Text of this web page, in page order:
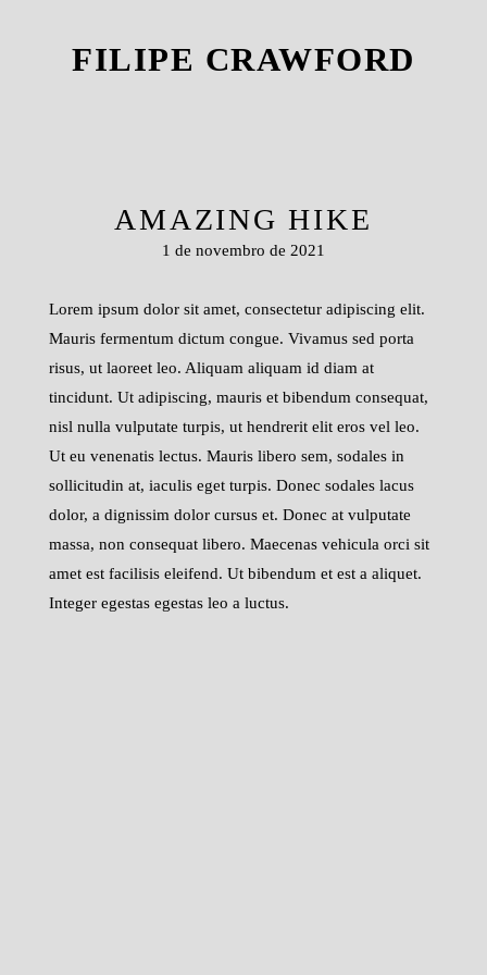
FILIPE CRAWFORD
AMAZING HIKE
1 de novembro de 2021
Lorem ipsum dolor sit amet, consectetur adipiscing elit.
Mauris fermentum dictum congue. Vivamus sed porta
risus, ut laoreet leo. Aliquam aliquam id diam at
tincidunt. Ut adipiscing, mauris et bibendum consequat,
nisl nulla vulputate turpis, ut hendrerit elit eros vel leo.
Ut eu venenatis lectus. Mauris libero sem, sodales in
sollicitudin at, iaculis eget turpis. Donec sodales lacus
dolor, a dignissim dolor cursus et. Donec at vulputate
massa, non consequat libero. Maecenas vehicula orci sit
amet est facilisis eleifend. Ut bibendum et est a aliquet.
Integer egestas egestas leo a luctus.